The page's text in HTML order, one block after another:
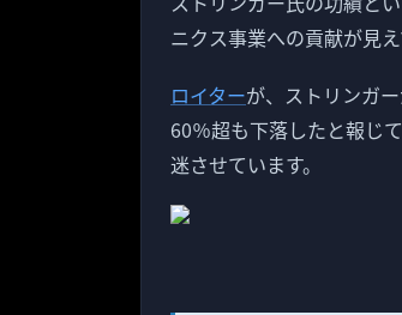
ニクス事業への貢献が見え
ロイターが、ストリンガ
60％超も下落したと報じ
迷させています。